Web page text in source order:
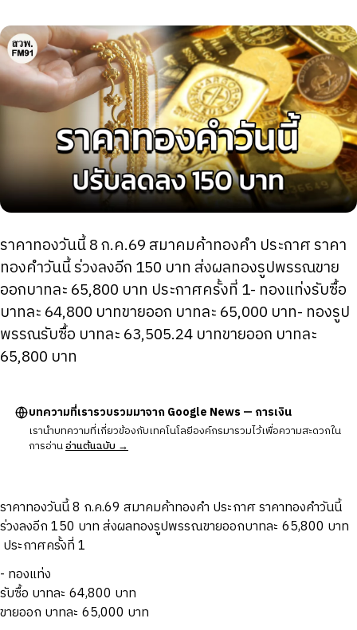
ราคาทองวันนี้ 8 ก.ค.69 สมาคมค้าทองคำ ประกาศ ราคา
ทองคำวันนี้ ร่วงลงอีก 150 บาท ส่งผลทองรูปพรรณขาย
ออกบาทละ 65,800 บาท ประกาศครั้งที่ 1- ทองแท่งรับซื้อ
บาทละ 64,800 บาทขายออก บาทละ 65,000 บาท- ทองรูป
พรรณรับซื้อ บาทละ 63,505.24 บาทขายออก บาทละ
65,800 บาท
บทความที่เรารวบรวมมาจาก Google News — การเงิน
เรานำบทความที่เกี่ยวข้องกับเทคโนโลยีองค์กรมารวมไว้เพื่อความสะดวกใน
การอ่านอ่านต้นฉบับ →
ราคาทองวันนี้ 8 ก.ค.69 สมาคมค้าทองคำ ประกาศ ราคาทองคำวันนี้
ร่วงลงอีก 150 บาท ส่งผลทองรูปพรรณขายออกบาทละ 65,800 บาท
ประกาศครั้งที่ 1
- ทองแท่ง
รับซื้อ บาทละ 64,800 บาท
ขายออก บาทละ 65,000 บาท